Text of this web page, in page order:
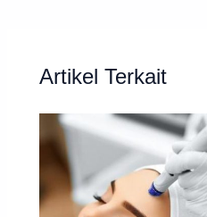
Artikel Terkait